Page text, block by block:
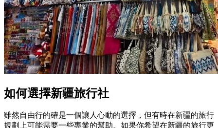
如何選擇新疆旅行社
雖然自由行的確是一個讓人心動的選擇，但有時在新疆的旅行
規劃上可能需要一些專業的幫助。如果你希望在新疆的旅行更